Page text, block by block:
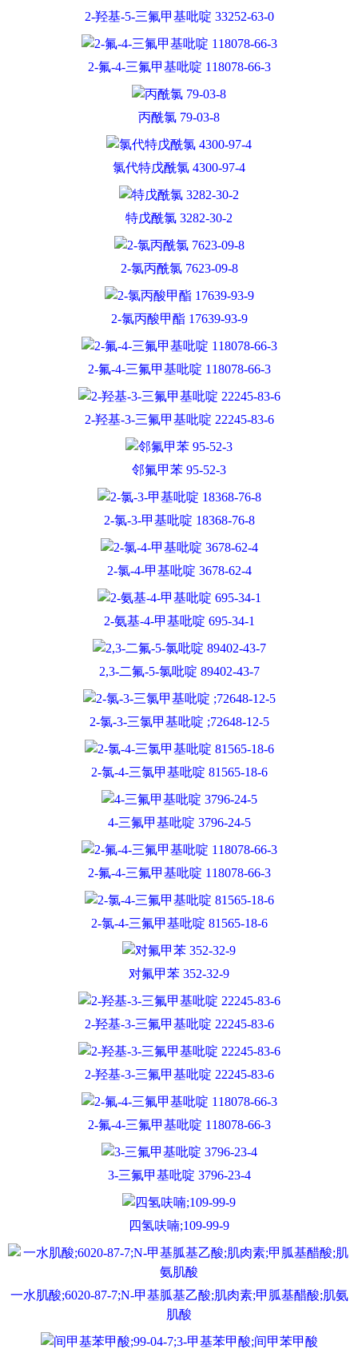
2-羟基-5-三氟甲基吡啶 33252-63-0
2-氟-4-三氟甲基吡啶 118078-66-3
丙酰氯 79-03-8
氯代特戊酰氯 4300-97-4
特戊酰氯 3282-30-2
2-氯丙酰氯 7623-09-8
2-氯丙酸甲酯 17639-93-9
2-氟-4-三氟甲基吡啶 118078-66-3
2-羟基-3-三氟甲基吡啶 22245-83-6
邻氟甲苯 95-52-3
2-氯-3-甲基吡啶 18368-76-8
2-氯-4-甲基吡啶 3678-62-4
2-氨基-4-甲基吡啶 695-34-1
2,3-二氟-5-氯吡啶 89402-43-7
2-氯-3-三氯甲基吡啶 ;72648-12-5
2-氯-4-三氯甲基吡啶 81565-18-6
4-三氟甲基吡啶 3796-24-5
2-氟-4-三氟甲基吡啶 118078-66-3
2-氯-4-三氟甲基吡啶 81565-18-6
对氟甲苯 352-32-9
2-羟基-3-三氟甲基吡啶 22245-83-6
2-羟基-3-三氟甲基吡啶 22245-83-6
2-氟-4-三氟甲基吡啶 118078-66-3
3-三氟甲基吡啶 3796-23-4
四氢呋喃;109-99-9
一水肌酸;6020-87-7;N-甲基胍基乙酸;肌肉素;甲胍基醋酸;肌氨
肌酸